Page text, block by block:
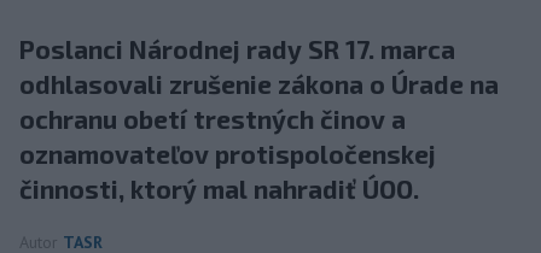
Poslanci Národnej rady SR 17. marca
odhlasovali zrušenie zákona o Úrade na
ochranu obetí trestných činov a
oznamovateľov protispoločenskej
činnosti, ktorý mal nahradiť ÚOO.
Autor TASR